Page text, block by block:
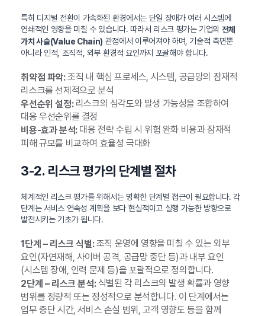
특히 디지털 전환이 가속화된 환경에서는 단일 장애가 여러 시스템에
연쇄적인 영향을 미칠 수 있습니다. 따라서 리스크 평가는 기업의 전체
가치 사슬(Value Chain) 관점에서 이루어져야 하며, 기술적 측면뿐
아니라 인적, 조직적, 외부 환경적 요인까지 포괄해야 합니다.
취약점 파악:조직 내 핵심 프로세스, 시스템, 공급망의 잠재적
리스크를 선제적으로 분석
우선순위 설정:리스크의 심각도와 발생 가능성을 조합하여
대응 우선순위를 결정
비용-효과 분석:대응 전략 수립 시 위험 완화 비용과 잠재적
피해 규모를 비교하여 효율성 극대화
3-2. 리스크 평가의 단계별 절차
체계적인 리스크 평가를 위해서는 명확한 단계별 접근이 필요합니다. 각
단계는 서비스 연속성 계획을 보다 현실적이고 실행 가능한 방향으로
발전시키는 기초가 됩니다.
1단계 – 리스크 식별:조직 운영에 영향을 미칠 수 있는 외부
요인(자연재해, 사이버 공격, 공급망 중단 등)과 내부 요인
(시스템 장애, 인력 문제 등)을 포괄적으로 정의합니다.
2단계 – 리스크 분석:식별된 각 리스크의 발생 확률과 영향
범위를 정량적 또는 정성적으로 분석합니다. 이 단계에서는
업무 중단 시간, 서비스 손실 범위, 고객 영향도 등을 함께